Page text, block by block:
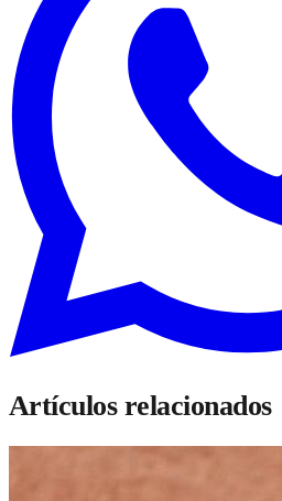
Artículos relacionados